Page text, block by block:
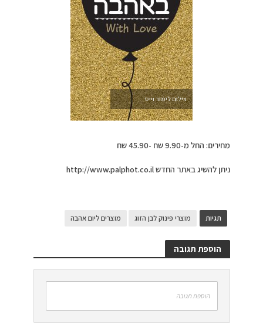
צילום לימור וייס
מחירים: החל מ-9.90 שח -45.90 שח
ניתן להשיג באתר החדש http://www.palphot.co.il
תגיות מוצרי פינוק לבן הזוג מוצרים ליום אהבה
הוספת תגובה
הוספת תגובה